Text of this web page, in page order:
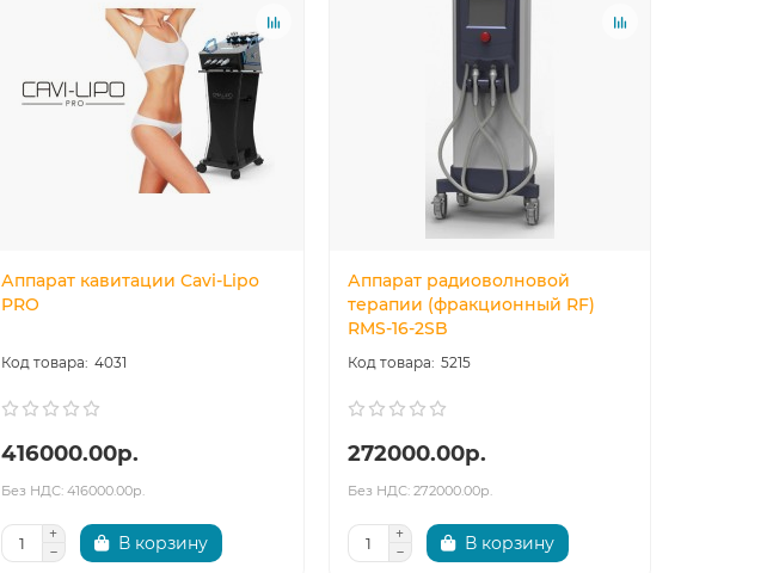
Аппарат кавитации Cavi-Lipo
PRO
4031
416000.00р.
Без НДС: 416000.00р.
В корзину
Аппарат радиоволновой
терапии (фракционный RF)
RMS-16-2SB
5215
272000.00р.
Без НДС: 272000.00р.
В корзину